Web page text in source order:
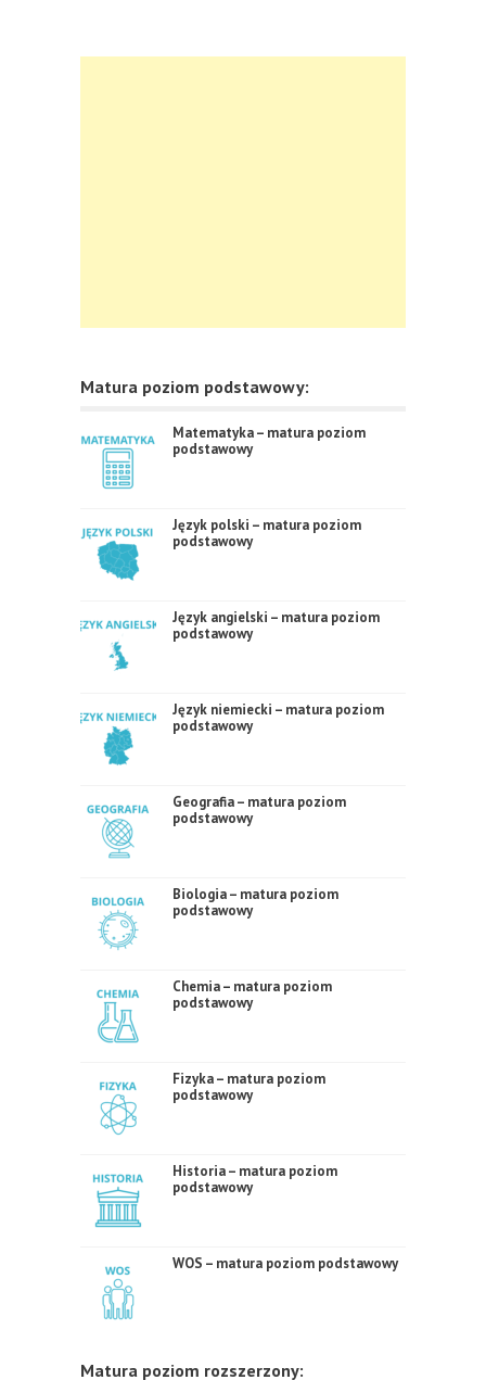
Matura poziom podstawowy:
Matematyka – matura poziom
podstawowy
Język polski – matura poziom
podstawowy
Język angielski – matura poziom
podstawowy
Język niemiecki – matura poziom
podstawowy
Geografia – matura poziom
podstawowy
Biologia – matura poziom
podstawowy
Chemia – matura poziom
podstawowy
Fizyka – matura poziom
podstawowy
Historia – matura poziom
podstawowy
WOS – matura poziom podstawowy
Matura poziom rozszerzony: